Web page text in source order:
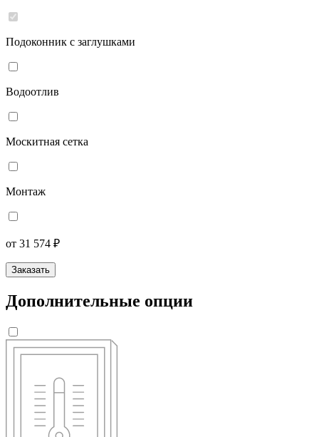
Подоконник с заглушками
Водоотлив
Москитная сетка
Монтаж
от 31 574 ₽
Заказать
Дополнительные опции